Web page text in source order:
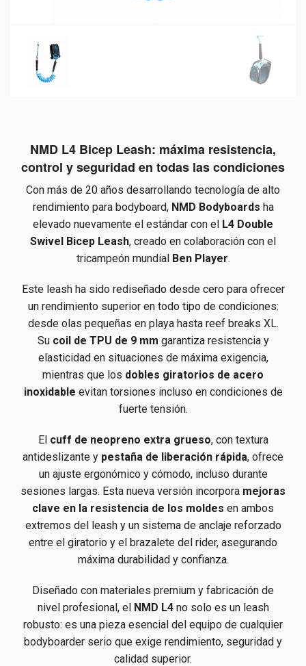
NMD L4 Bicep Leash: máxima resistencia,
control y seguridad en todas las condiciones
Con más de 20 años desarrollando tecnología de alto
rendimiento para bodyboard, NMD Bodyboards ha
elevado nuevamente el estándar con el L4 Double
Swivel Bicep Leash, creado en colaboración con el
tricampeón mundial Ben Player.
Este leash ha sido rediseñado desde cero para ofrecer
un rendimiento superior en todo tipo de condiciones:
desde olas pequeñas en playa hasta reef breaks XL.
Su coil de TPU de 9 mm garantiza resistencia y
elasticidad en situaciones de máxima exigencia,
mientras que los dobles giratorios de acero
inoxidable evitan torsiones incluso en condiciones de
fuerte tensión.
El cuff de neopreno extra grueso, con textura
antideslizante y pestaña de liberación rápida, ofrece
un ajuste ergonómico y cómodo, incluso durante
sesiones largas. Esta nueva versión incorpora mejoras
clave en la resistencia de los moldes en ambos
extremos del leash y un sistema de anclaje reforzado
entre el giratorio y el brazalete del rider, asegurando
máxima durabilidad y confianza.
Diseñado con materiales premium y fabricación de
nivel profesional, el NMD L4no solo es un leash
robusto: es una pieza esencial del equipo de cualquier
bodyboarder serio que exige rendimiento, seguridad y
calidad superior.